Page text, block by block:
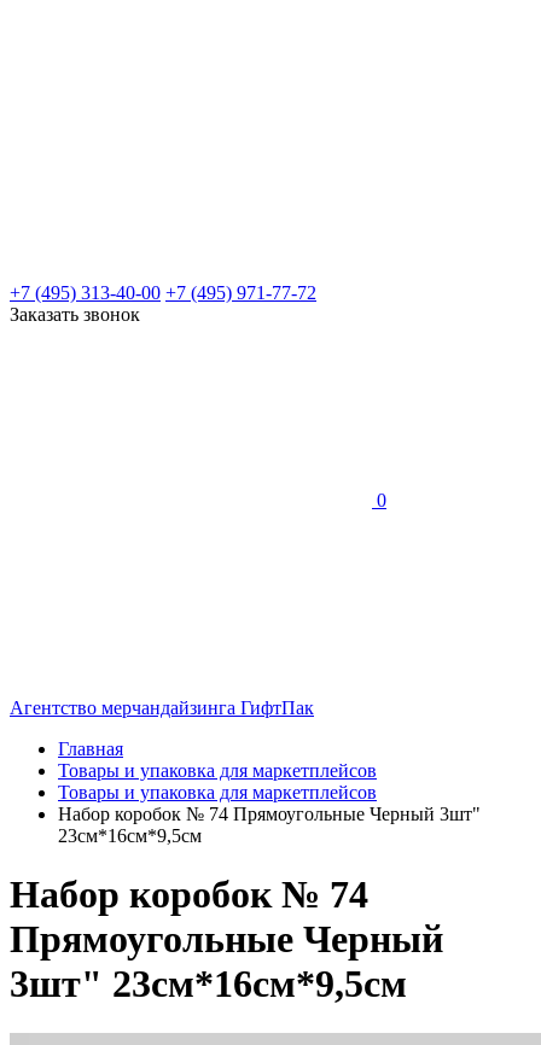
+7 (495) 313-40-00 +7 (495) 971-77-72
Заказать звонок
0
Агентство мерчандайзинга ГифтПак
Главная
Товары и упаковка для маркетплейсов
Товары и упаковка для маркетплейсов
Набор коробок № 74 Прямоугольные Черный 3шт"
23см*16см*9,5см
Набор коробок № 74
Прямоугольные Черный
3шт" 23см*16см*9,5см